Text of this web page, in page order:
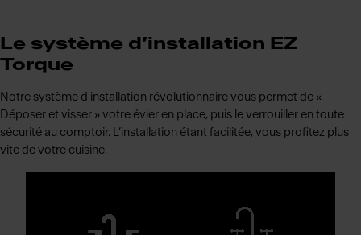
Le système d’installation EZ
Torque
Notre système d'installation révolutionnaire vous permet de «
Déposer et visser » votre évier en place, puis le verrouiller en toute
sécurité au comptoir. L’installation étant facilitée, vous profitez plus
vite de votre cuisine.